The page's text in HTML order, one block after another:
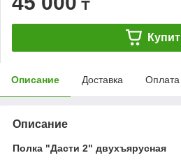
₸
Описание Доставка Оплата
Описание
Полка "Дасти 2" двухъярусная